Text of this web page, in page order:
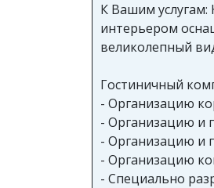
К Вашим услугам:
интерьером
великолепный
Гостиничный
- Организацию
- Организацию и
- Организацию и
- Организацию
- Специально